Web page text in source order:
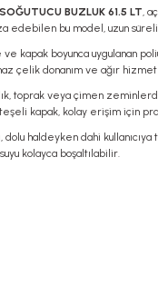
BUZLUK 61.5 LT,
edebilen bu model, uzun
kapak boyunca uygulanan
çelik donanım ve ağır
veya çimen zeminlerde
kapak, kolay erişim için
haldeyken dahi kullanıcıya
kolayca boşaltılabilir.